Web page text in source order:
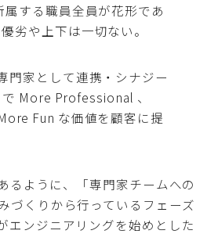
属する職員全員が花形であ
劣や上下は一切ない。
門家として連携・シナジー
More Professional 、
Fun な価値を顧客に提
るように、「専門家チームへの
づくりから行っているフェーズ
エンジニアリングを始めとした